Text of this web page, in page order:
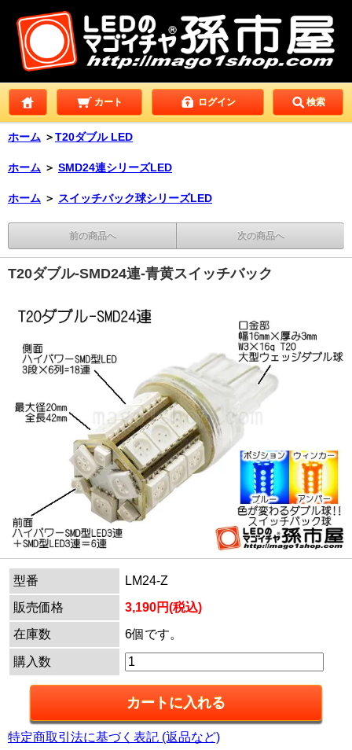
カート ログイン 検索
ホーム ＞T20ダブル LED
ホーム ＞ SMD24連シリーズLED
ホーム ＞ スイッチバック球シリーズLED
前の商品へ 次の商品へ
T20ダブル-SMD24連-青黄スイッチバック
型番
LM24-Z
販売価格
3,190円(税込)
在庫数
6個です。
購入数
特定商取引法に基づく表記 (返品など)